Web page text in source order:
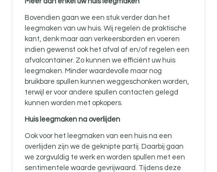
Bovendien gaan we een stuk verder dan het
leegmaken van uw huis. Wij regelen de praktische
kant, denk maar aan verkeersborden en voeren
indien gewenst ook het afval af en/of regelen een
afvalcontainer. Zo kunnen we efficiënt uw huis
leegmaken. Minder waardevolle maar nog
bruikbare spullen kunnen weggeschonken worden,
terwijl er voor andere spullen contacten gelegd
kunnen worden met opkopers.
Huis leegmaken na overlijden
Ook voor het leegmaken van een huis na een
overlijden zijn we de geknipte partij. Daarbij gaan
we zorgvuldig te werk en worden spullen met een
sentimentele waarde gevrijwaard. Tijdens deze